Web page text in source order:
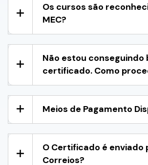
Os cursos são
MEC?
Não estou conseguindo
certificado. Como
Meios de Pagamento
O Certificado é enviado
Correios?